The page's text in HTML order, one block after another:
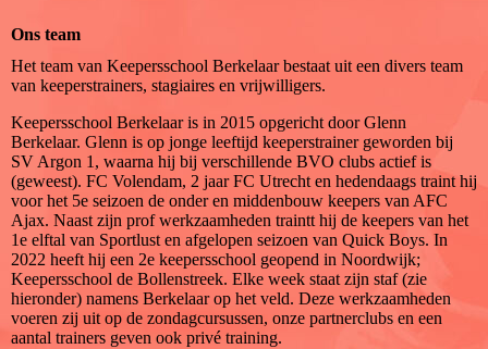
Ons team
Het team van Keepersschool Berkelaar bestaat uit een divers team
van keeperstrainers, stagiaires en vrijwilligers.
Keepersschool Berkelaar is in 2015 opgericht door Glenn
Berkelaar. Glenn is op jonge leeftijd keeperstrainer geworden bij
SV Argon 1, waarna hij bij verschillende BVO clubs actief is
(geweest). FC Volendam, 2 jaar FC Utrecht en hedendaags traint hij
voor het 5e seizoen de onder en middenbouw keepers van AFC
Ajax. Naast zijn prof werkzaamheden traintt hij de keepers van het
1e elftal van Sportlust en afgelopen seizoen van Quick Boys. In
2022 heeft hij een 2e keepersschool geopend in Noordwijk;
Keepersschool de Bollenstreek. Elke week staat zijn staf (zie
hieronder) namens Berkelaar op het veld. Deze werkzaamheden
voeren zij uit op de zondagcursussen, onze partnerclubs en een
aantal trainers geven ook privé training.